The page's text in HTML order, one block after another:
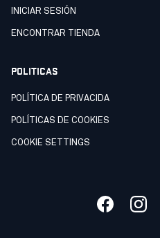
INICIAR SESIÓN
ENCONTRAR TIENDA
POLITICAS
POLÍTICA DE PRIVACIDA
POLÍTICAS DE COOKIES
COOKIE SETTINGS